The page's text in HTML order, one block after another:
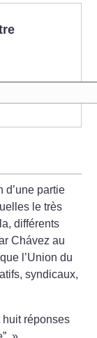
d’une partie
le très
différents
Chávez au
l’Union du
syndicaux,
huit réponses